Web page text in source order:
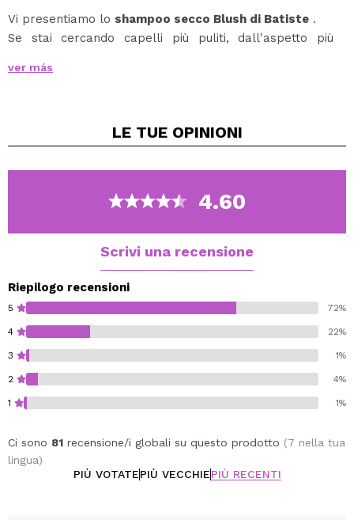
Vi presentiamo lo shampoo secco Blush di Batiste .
Se stai cercando capelli più puliti, dall'aspetto più
shampoo è ciò di cui hai bisogno.
vuoi: in palestra dopo l'allenamento, in viaggio o per
Pochi semplici tocchi e in pochi secondi potrai
rivitalizzare e trasformare i tuoi capelli!
ver más
LE TUE OPINIONI
4.60
Scrivi una recensione
Riepilogo recensioni
5 72%
4 22%
3 1%
2 4%
1 1%
Ci sono 81 recensione/i globali su questo prodotto (7 nella tua
lingua)
PIÙ VOTATEPIÙ VECCHIEPIÙ RECENTI